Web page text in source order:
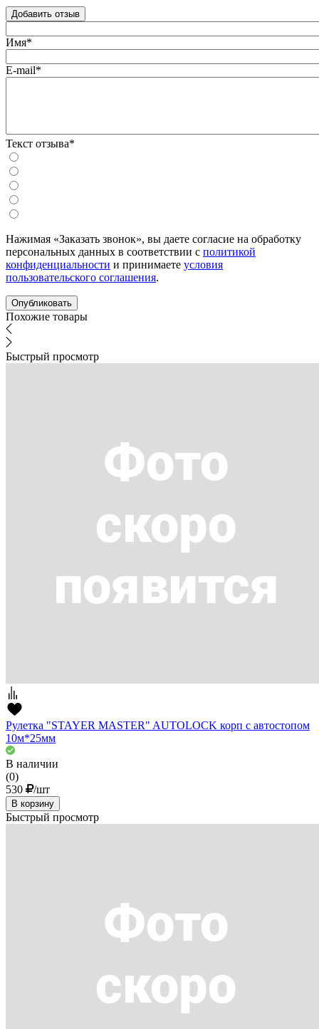
Добавить отзыв
Имя*
E-mail*
Текст отзыва*
Нажимая «Заказать звонок», вы даете согласие на обработку
персональных данных в соответствии с политикой
конфиденциальности и принимаете условия
пользовательского соглашения.
Похожие товары
Быстрый просмотр
Рулетка "STAYER MASTER" AUTOLOCK корп с автостопом
10м*25мм
В наличии
(0)
530
/шт
В корзину
Быстрый просмотр